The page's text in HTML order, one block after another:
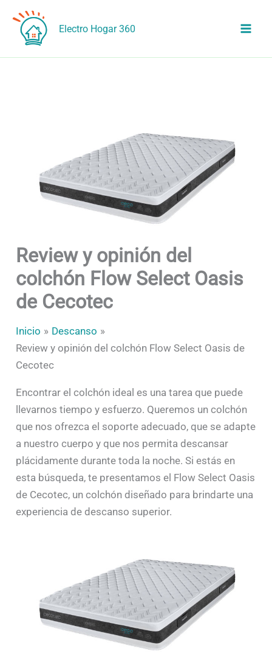
contenido
Electro Hogar 360
Review y opinión del
colchón Flow Select Oasis
de Cecotec
Inicio
Descanso
Review y opinión del colchón Flow Select Oasis de
Cecotec
Encontrar el colchón ideal es una tarea que puede
llevarnos tiempo y esfuerzo. Queremos un colchón
que nos ofrezca el soporte adecuado, que se adapte
a nuestro cuerpo y que nos permita descansar
plácidamente durante toda la noche. Si estás en
esta búsqueda, te presentamos el Flow Select Oasis
de Cecotec, un colchón diseñado para brindarte una
experiencia de descanso superior.